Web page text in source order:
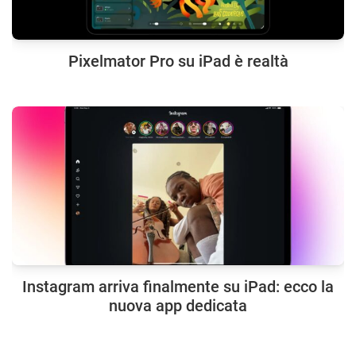
Pixelmator Pro su iPad è realtà
Instagram arriva finalmente su iPad: ecco la
nuova app dedicata